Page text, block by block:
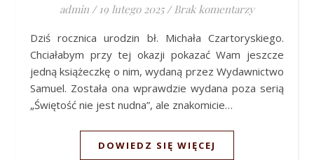
admin / 19 lutego 2025 / Brak komentarzy
Dziś rocznica urodzin bł. Michała Czartoryskiego.
Chciałabym przy tej okazji pokazać Wam jeszcze
jedną książeczkę o nim, wydaną przez Wydawnictwo
Samuel. Została ona wprawdzie wydana poza serią
„Świętość nie jest nudna”, ale znakomicie…
DOWIEDZ SIĘ WIĘCEJ